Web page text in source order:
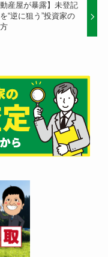
動産屋が暴露】未登記
“逆に狙う”投資家の